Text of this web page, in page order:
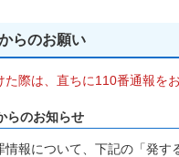
らのお願い
際は、直ちに110番通報をお
らのお知らせ
情報について、下記の「発す